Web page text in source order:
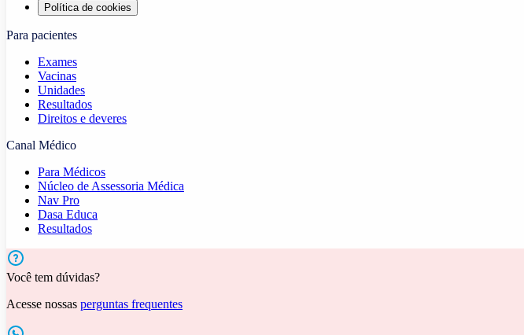
Política de cookies
Para pacientes
Exames
Vacinas
Unidades
Resultados
Direitos e deveres
Canal Médico
Para Médicos
Núcleo de Assessoria Médica
Nav Pro
Dasa Educa
Resultados
Você tem dúvidas?
Acesse nossas perguntas frequentes